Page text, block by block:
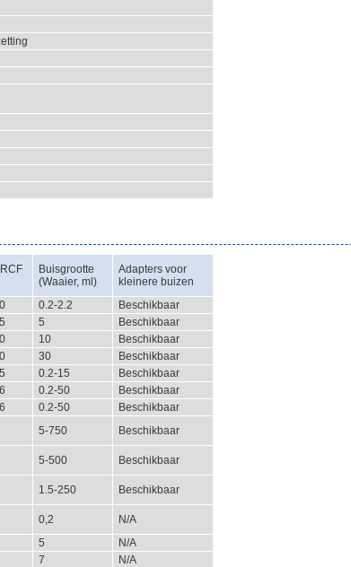
Buisgrootte
(Waaier, ml)
Adapters voor
kleinere buizen
0.2-2.2
Beschikbaar
5
Beschikbaar
10
Beschikbaar
30
Beschikbaar
0.2-15
Beschikbaar
0.2-50
Beschikbaar
0.2-50
Beschikbaar
5-750
Beschikbaar
5-500
Beschikbaar
1.5-250
Beschikbaar
0,2
N/A
5
N/A
7
N/A